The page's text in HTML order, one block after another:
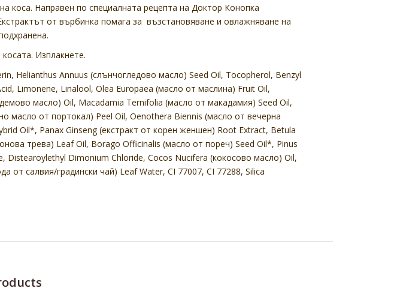
коса. Направен по специалната рецепта на Доктор Конопка
от върбинка помага за възстановяване и овлажняване на
Изплакнете.
Helianthus Annuus (слънчогледово масло) Seed Oil, Tocopherol, Benzyl
Limonene, Linalool, Olea Europaea (масло от маслина) Fruit Oil,
масло) Oil, Macadamia Ternifolia (масло от макадамия) Seed Oil,
масло от портокал) Peel Oil, Oenothera Biennis (масло от вечерна
Oil*, Panax Ginseng (екстракт от корен женшен) Root Extract, Betula
трева) Leaf Oil, Borago Officinalis (масло от пореч) Seed Oil*, Pinus
Distearoylethyl Dimonium Chloride, Cocos Nucifera (кокосово масло) Oil,
от салвия/градински чай) Leaf Water, CI 77007, CI 77288, Silica